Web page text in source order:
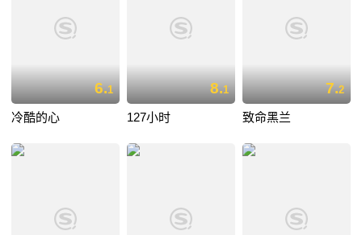
6.1
冷酷的心
8.1
127小时
7.2
致命黑兰